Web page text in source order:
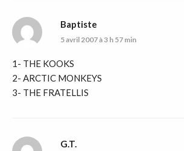
Baptiste
5 avril 2007 à 3 h 57 min
1- THE KOOKS
2- ARCTIC MONKEYS
3- THE FRATELLIS
G.T.